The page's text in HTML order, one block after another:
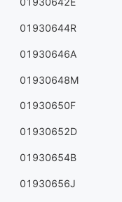
01930644R
01930646A
01930648M
01930650F
01930652D
01930654B
01930656J